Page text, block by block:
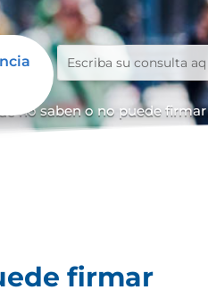
no saben o no puede firmar
firmar